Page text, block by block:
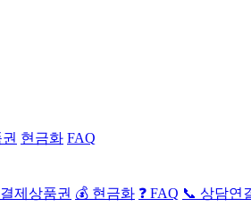
현금화 FAQ
제상품권 💰 현금화 ❓ FAQ 📞 상담연